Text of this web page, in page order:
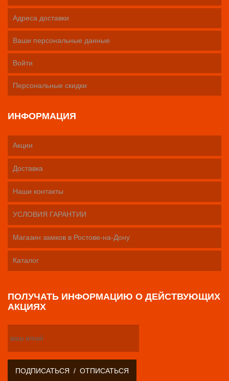
Адреса доставки
Ваши персональные данные
Войти
Персональные скидки
ИНФОРМАЦИЯ
Акции
Доставка
Наши контакты
УСЛОВИЯ ГАРАНТИИ
Магазин замков в Ростове-на-Дону
Каталог
ПОЛУЧАТЬ ИНФОРМАЦИЮ О ДЕЙСТВУЮЩИХ
АКЦИЯХ